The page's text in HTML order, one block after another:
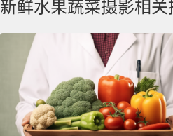
新鲜水果蔬菜摄影相关